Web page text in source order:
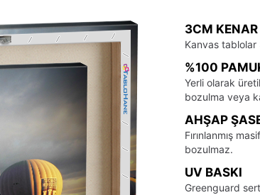
3CM
Kanvas tablolar
%100
Yerli olarak
bozulma veya
AHŞAP
Fırınlanmış
bozulmaz.
UV BASKI
Greenguard